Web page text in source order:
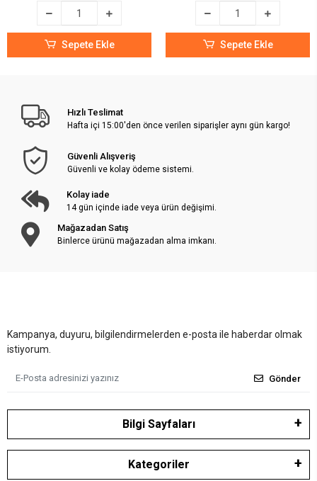
Sepete Ekle Sepete Ekle
Hızlı Teslimat
Hafta içi 15:00'den önce verilen siparişler aynı gün kargo!
Güvenli Alışveriş
Güvenli ve kolay ödeme sistemi.
Kolay iade
14 gün içinde iade veya ürün değişimi.
Mağazadan Satış
Binlerce ürünü mağazadan alma imkanı.
Kampanya, duyuru, bilgilendirmelerden e-posta ile haberdar olmak
istiyorum.
Gönder
Bilgi Sayfaları
Kategoriler